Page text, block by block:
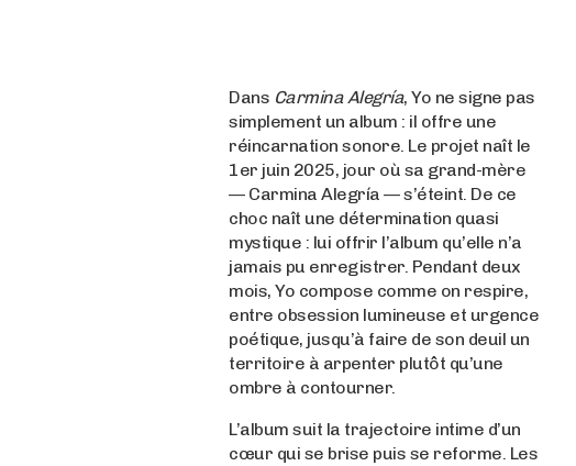
Dans Carmina Alegría, Yo ne signe pas
simplement un album : il offre une
réincarnation sonore. Le projet naît le
1er juin 2025, jour où sa grand-mère
— Carmina Alegría — s’éteint. De ce
choc naît une détermination quasi
mystique : lui offrir l’album qu’elle n’a
jamais pu enregistrer. Pendant deux
mois, Yo compose comme on respire,
entre obsession lumineuse et urgence
poétique, jusqu’à faire de son deuil un
territoire à arpenter plutôt qu’une
ombre à contourner.
L’album suit la trajectoire intime d’un
cœur qui se brise puis se reforme. Les